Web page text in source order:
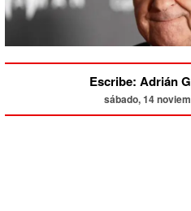
Escribe: Adrián
sábado, 14